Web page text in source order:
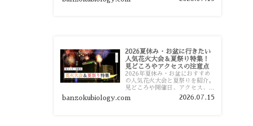
おすすめスポットまで旅行前に役
2026夏休み・お盆に行きたい
人気花火大会＆夏祭り特集！
見どころやアクセスの注意点
2026年夏休み・お盆におすすめ
の人気花火大会と夏祭りを紹介。
見どころや開催日、アクセス、混
雑対策、旅行前に知っておきたい
注意点をわかりやすく解説しま
banzokubiology.com 2026.07.15